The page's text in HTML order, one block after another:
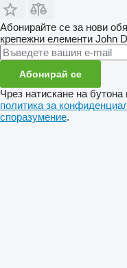
Абонирайте се за нови
крепежни елементи John
Абонирай се
Чрез натискане на
политика за
споразумение.